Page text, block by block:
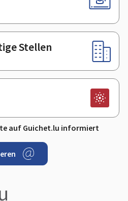
Stellen
auf Guichet.lu informiert